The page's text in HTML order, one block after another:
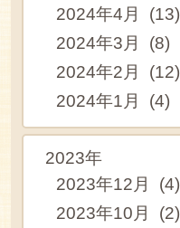
2024年4月 (13)
2024年3月 (8)
2024年2月 (12)
2024年1月 (4)
2023年
2023年12月 (4)
2023年10月 (2)